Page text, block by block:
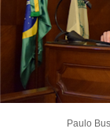
Paulo